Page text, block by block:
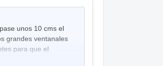
unos 10 cms el
grandes ventanales
para que el